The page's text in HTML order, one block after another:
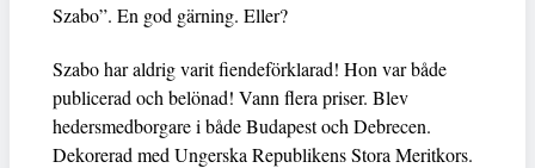
Szabo”. En god gärning. Eller?
Szabo har aldrig varit fiendeförklarad! Hon var både
publicerad och belönad! Vann flera priser. Blev
hedersmedborgare i både Budapest och Debrecen.
Dekorerad med Ungerska Republikens Stora Meritkors.